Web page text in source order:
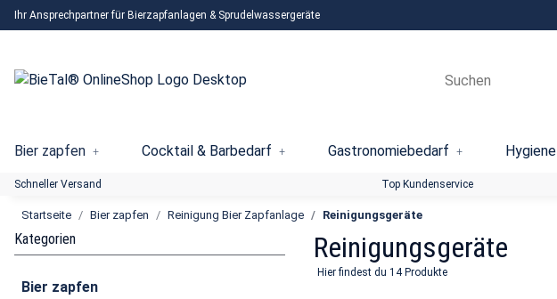
Ihr Ansprechpartner für Bierzapfanlagen & Sprudelwassergeräte
Bier zapfen Cocktail & Barbedarf Gastronomiebedarf Hygiene
Schneller Versand Top Kundenservice
Startseite Bier zapfen Reinigung Bier Zapfanlage Reinigungsgeräte
Reinigungsgeräte
Hier findest du 14 Produkte
Kategorien
Bier zapfen